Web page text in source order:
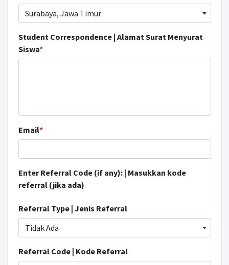
Surabaya, Jawa Timur
Student Correspondence | Alamat Surat Menyurat
Siswa*
Email*
Enter Referral Code (if any): | Masukkan kode
referral (jika ada)
Referral Type | Jenis Referral
Tidak Ada
Referral Code | Kode Referral